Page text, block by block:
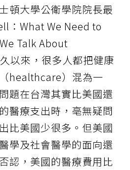
頓大學公衛學院院長最
：What We Need to
Talk About
以來，很多人都把健康
healthcare）混為一
題在台灣其實比美國還
醫療支出時，亳無疑問
比美國少很多。但美國
學及社會醫學的面向還
認，美國的醫療費用比